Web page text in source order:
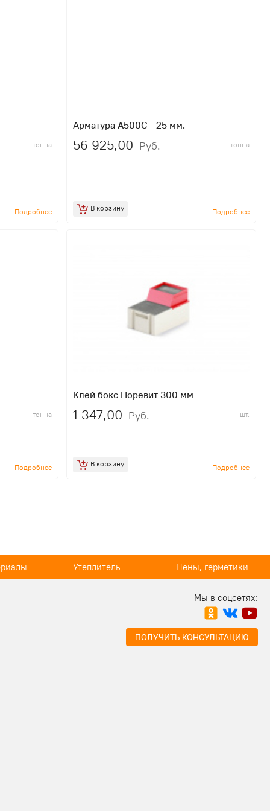
тонна
Подробнее
Арматура A500C - 25 мм.
56 925,00 Руб. тонна
В корзину Подробнее
тонна
Подробнее
Клей бокс Поревит 300 мм
1 347,00 Руб. шт.
В корзину Подробнее
Утеплитель Пены, герметики
Мы в соцсетях:
ПОЛУЧИТЬ КОНСУЛЬТАЦИЮ